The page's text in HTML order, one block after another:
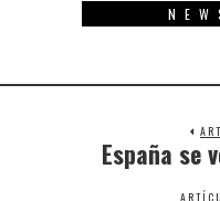
España se